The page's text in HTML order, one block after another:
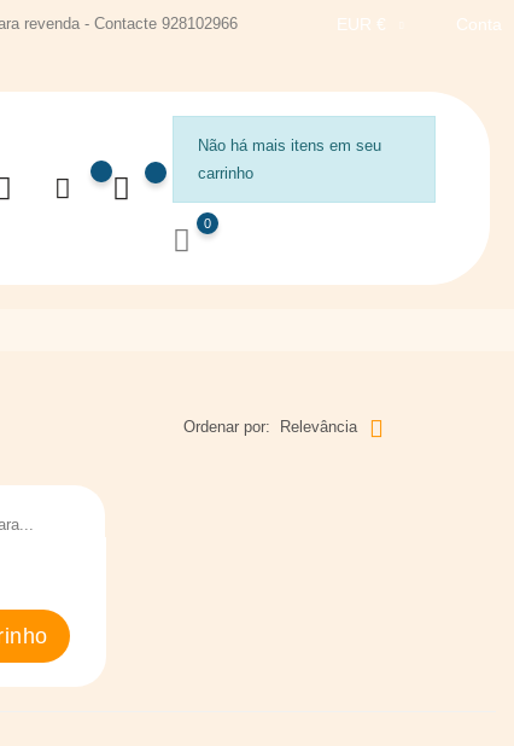
revenda - Contacte 928102966 EUR € Conta
Não há mais itens em seu
carrinho
0
Ordenar por: Relevância